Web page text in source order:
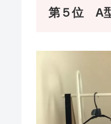
第５位 A